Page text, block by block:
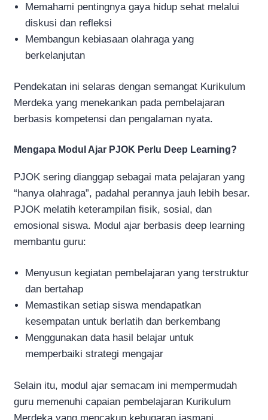
Memahami pentingnya gaya hidup sehat melalui
diskusi dan refleksi
Membangun kebiasaan olahraga yang
berkelanjutan
Pendekatan ini selaras dengan semangat Kurikulum
Merdeka yang menekankan pada pembelajaran
berbasis kompetensi dan pengalaman nyata.
Mengapa Modul Ajar PJOK Perlu Deep Learning?
PJOK sering dianggap sebagai mata pelajaran yang
“hanya olahraga”, padahal perannya jauh lebih besar.
PJOK melatih keterampilan fisik, sosial, dan
emosional siswa. Modul ajar berbasis deep learning
membantu guru:
Menyusun kegiatan pembelajaran yang terstruktur
dan bertahap
Memastikan setiap siswa mendapatkan
kesempatan untuk berlatih dan berkembang
Menggunakan data hasil belajar untuk
memperbaiki strategi mengajar
Selain itu, modul ajar semacam ini mempermudah
guru memenuhi capaian pembelajaran Kurikulum
Merdeka yang mencakup kebugaran jasmani,